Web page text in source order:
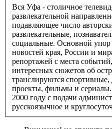
Вся Уфа - столичное
развлекательной
подавляющее число
развлекательные,
социальные. Основной упор
новостей края, России и
репортажей с места
интересных сюжетов об
транслируются спортивные,
проекты, фильмы и
2000 году с подачи
русскоязычное и